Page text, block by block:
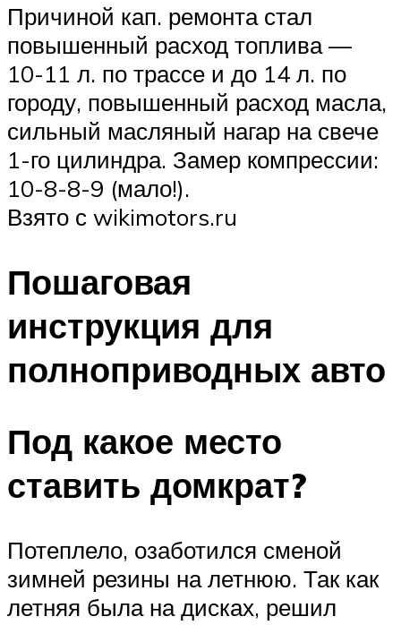
Причиной кап. ремонта стал
повышенный расход топлива —
10-11 л. по трассе и до 14 л. по
городу, повышенный расход масла,
сильный масляный нагар на свече
1-го цилиндра. Замер компрессии:
10-8-8-9 (мало!).
Взято с wikimotors.ru
Пошаговая
инструкция для
полноприводных авто
Под какое место
ставить домкрат?
Потеплело, озаботился сменой
зимней резины на летнюю. Так как
летняя была на дисках, решил